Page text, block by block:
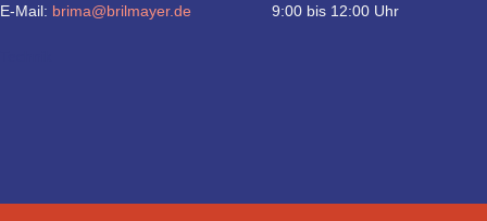
E-Mail: brima@brilmayer.de 9:00 bis 12:00 Uhr